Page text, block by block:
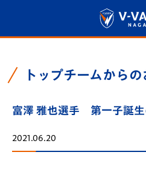
トップチームから
富澤 雅也選手 第一子誕生
2021.06.20